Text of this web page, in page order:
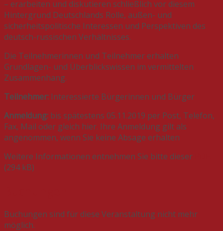
– erarbeiten und diskutieren schließlich vor diesem
Hintergrund Deutschlands Rolle, außen- und
sicherheitspolitische Interessen und Perspektiven des
deutsch-russischen Verhältnisses.
Die Teilnehmerinnen und Teilnehmer erhalten
Grundlagen- und Überblickswissen im vermittelten
Zusammenhang.
Teilnehmer: Interessierte Bürgerinnen und Bürger
Anmeldung: bis spätestens 05.11.2019 per Post, Telefon,
Fax, Mail oder gleich hier. Ihre Anmeldung gilt als
angenommen, wenn Sie keine Absage erhalten
Weitere Informationen entnehmen Sie bitte dieser
(294 kB)
Buchungen sind für diese Veranstaltung nicht mehr
möglich.